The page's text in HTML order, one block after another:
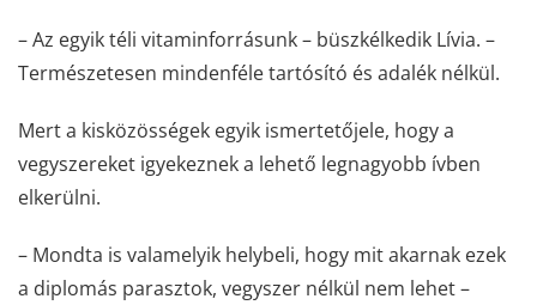
– Az egyik téli vitaminforrásunk – büszkélkedik Lívia. –
Természetesen mindenféle tartósító és adalék nélkül.
Mert a kisközösségek egyik ismertetőjele, hogy a
vegyszereket igyekeznek a lehető legnagyobb ívben
elkerülni.
– Mondta is valamelyik helybeli, hogy mit akarnak ezek
a diplomás parasztok, vegyszer nélkül nem lehet –